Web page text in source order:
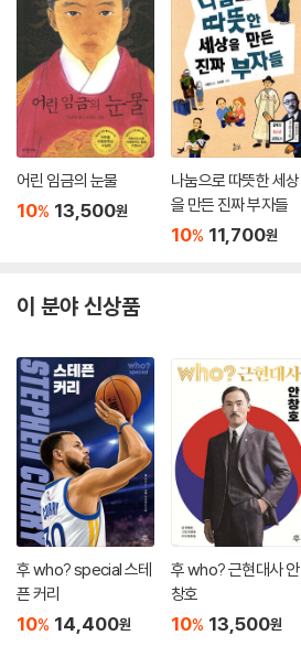
어린 임금의 눈물
10% 13,500원
나눔으로 따뜻한 세상
을 만든 진짜 부자들
10% 11,700원
이 분야 신상품
후 who? special 스테
픈 커리
10% 14,400원
후 who? 근현대사 안
창호
10% 13,500원